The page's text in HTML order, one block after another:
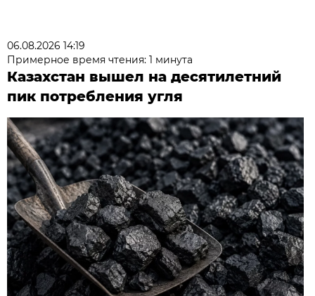
06.08.2026 14:19
Примерное время чтения: 1 минута
Казахстан вышел на десятилетний
пик потребления угля